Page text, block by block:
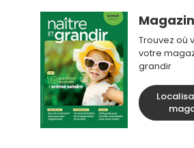
Trouvez où
votre
grandir